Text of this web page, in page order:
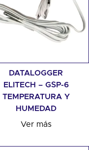
DATALOGGER
ELITECH – GSP-6
TEMPERATURA Y
HUMEDAD
Ver más